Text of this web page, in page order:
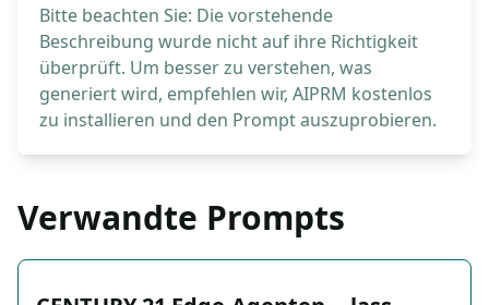
Bitte beachten Sie: Die vorstehende
Beschreibung wurde nicht auf ihre Richtigkeit
überprüft. Um besser zu verstehen, was
generiert wird, empfehlen wir, AIPRM kostenlos
zu installieren und den Prompt auszuprobieren.
Verwandte Prompts